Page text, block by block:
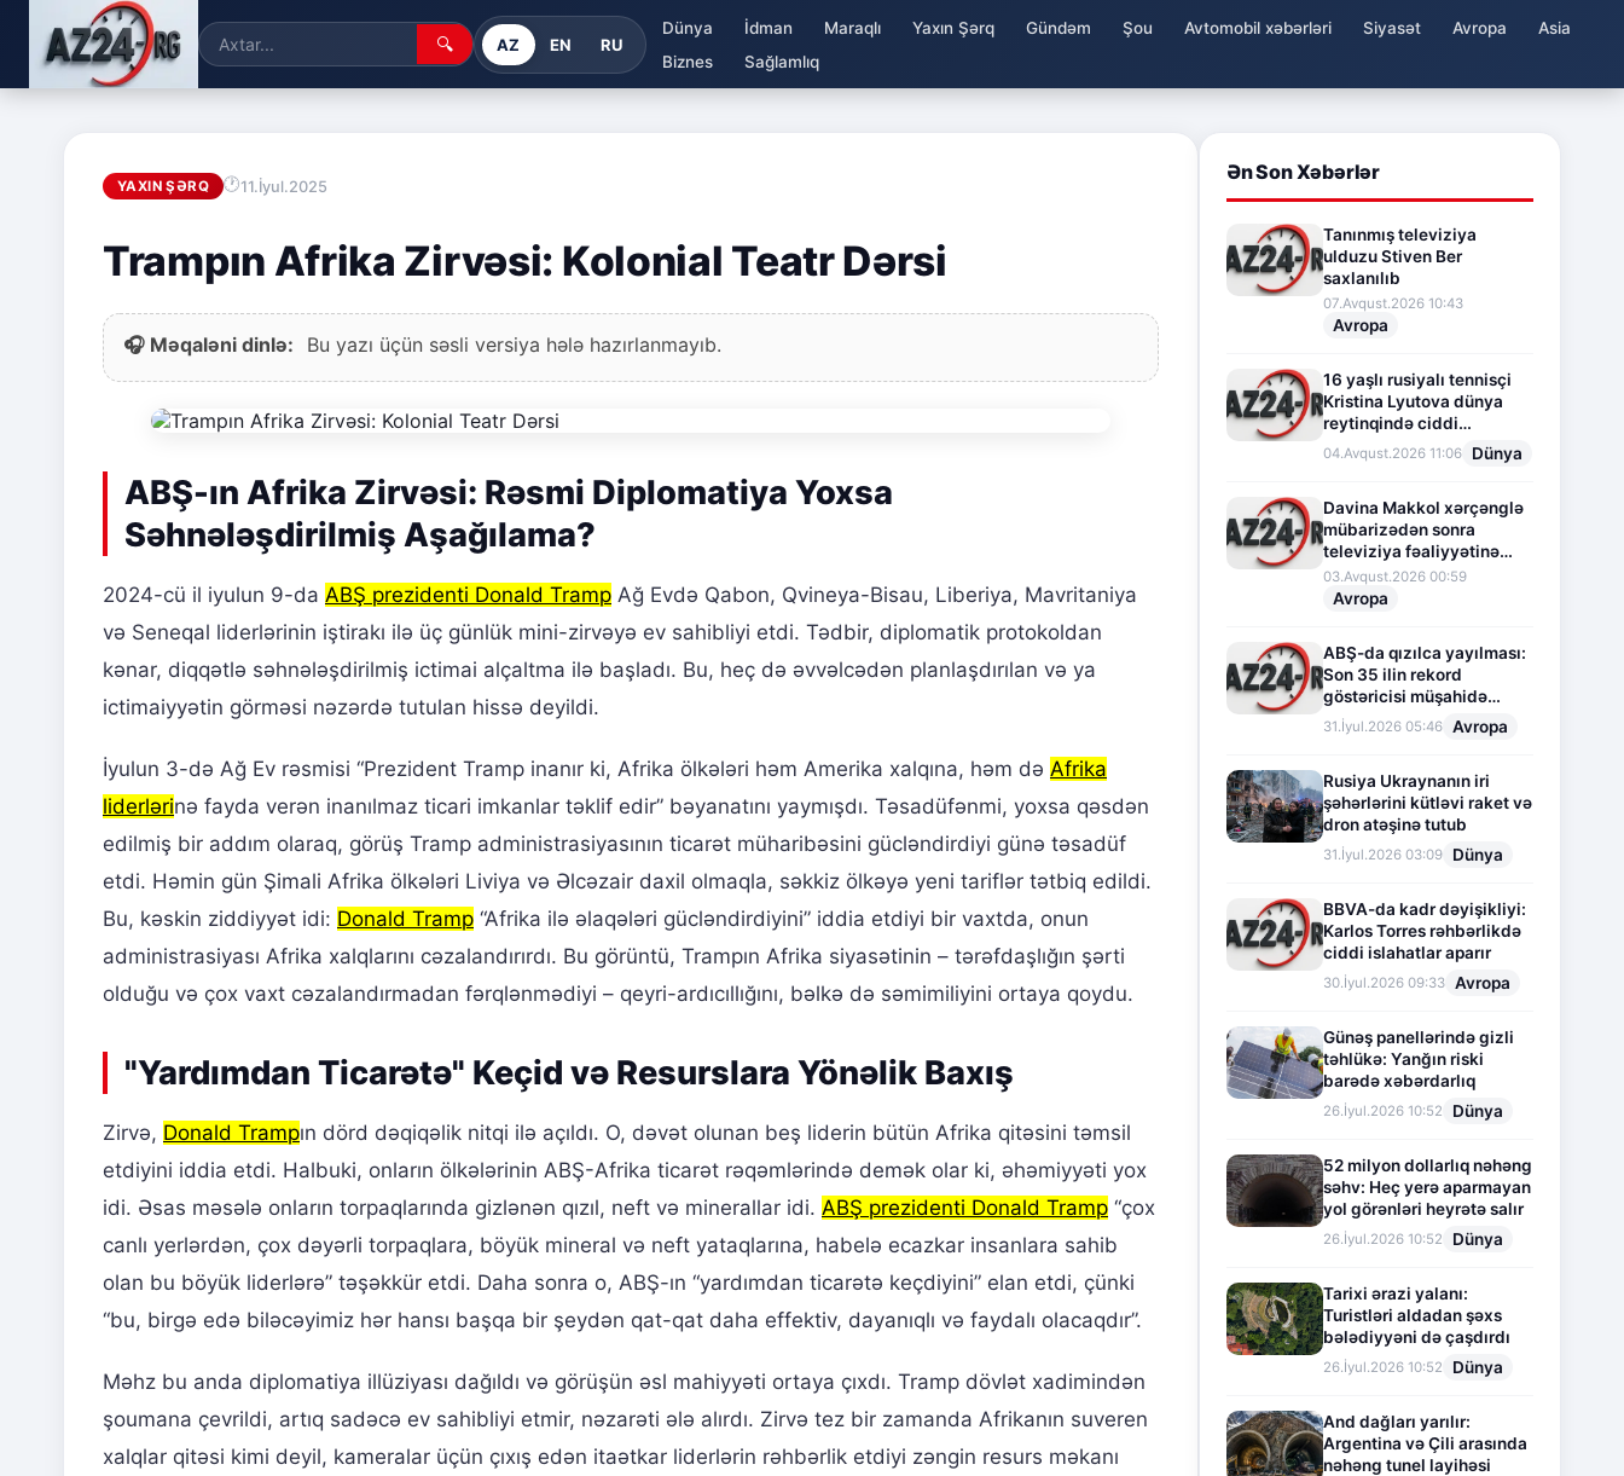
🔍 AZ EN RU
Dünya İdman Maraqlı Yaxın Şərq Gündəm Şou Avtomobil xəbərləri Siyasət Avropa
Asia
Biznes
Sağlamlıq
YAXIN ŞƏRQ 11.İyul.2025
Trampın Afrika Zirvəsi: Kolonial Teatr Dərsi
🎧 Məqaləni dinlə: Bu yazı üçün səsli versiya hələ hazırlanmayıb.
ABŞ-ın Afrika Zirvəsi: Rəsmi Diplomatiya Yoxsa
Səhnələşdirilmiş Aşağılama?
2024-cü il iyulun 9-da ABŞ prezidenti Donald Tramp Ağ Evdə Qabon, Qvineya-Bisau, Liberiya, Mavritaniya
və Seneqal liderlərinin iştirakı ilə üç günlük mini-zirvəyə ev sahibliyi etdi. Tədbir, diplomatik protokoldan
kənar, diqqətlə səhnələşdirilmiş ictimai alçaltma ilə başladı. Bu, heç də əvvəlcədən planlaşdırılan və ya
ictimaiyyətin görməsi nəzərdə tutulan hissə deyildi.
İyulun 3-də Ağ Ev rəsmisi “Prezident Tramp inanır ki, Afrika ölkələri həm Amerika xalqına, həm də Afrika
liderlərinə fayda verən inanılmaz ticari imkanlar təklif edir” bəyanatını yaymışdı. Təsadüfənmi, yoxsa qəsdən
edilmiş bir addım olaraq, görüş Tramp administrasiyasının ticarət müharibəsini gücləndirdiyi günə təsadüf
etdi. Həmin gün Şimali Afrika ölkələri Liviya və Əlcəzair daxil olmaqla, səkkiz ölkəyə yeni tariflər tətbiq edildi.
Bu, kəskin ziddiyyət idi: Donald Tramp “Afrika ilə əlaqələri gücləndirdiyini” iddia etdiyi bir vaxtda, onun
administrasiyası Afrika xalqlarını cəzalandırırdı. Bu görüntü, Trampın Afrika siyasətinin – tərəfdaşlığın şərti
olduğu və çox vaxt cəzalandırmadan fərqlənmədiyi – qeyri-ardıcıllığını, bəlkə də səmimiliyini ortaya qoydu.
"Yardımdan Ticarətə" Keçid və Resurslara Yönəlik Baxış
Zirvə, Donald Trampın dörd dəqiqəlik nitqi ilə açıldı. O, dəvət olunan beş liderin bütün Afrika qitəsini təmsil
etdiyini iddia etdi. Halbuki, onların ölkələrinin ABŞ-Afrika ticarət rəqəmlərində demək olar ki, əhəmiyyəti yox
idi. Əsas məsələ onların torpaqlarında gizlənən qızıl, neft və minerallar idi. ABŞ prezidenti Donald Tramp “çox
canlı yerlərdən, çox dəyərli torpaqlara, böyük mineral və neft yataqlarına, habelə ecazkar insanlara sahib
olan bu böyük liderlərə” təşəkkür etdi. Daha sonra o, ABŞ-ın “yardımdan ticarətə keçdiyini” elan etdi, çünki
“bu, birgə edə biləcəyimiz hər hansı başqa bir şeydən qat-qat daha effektiv, dayanıqlı və faydalı olacaqdır”.
Məhz bu anda diplomatiya illüziyası dağıldı və görüşün əsl mahiyyəti ortaya çıxdı. Tramp dövlət xadimindən
şoumana çevrildi, artıq sadəcə ev sahibliyi etmir, nəzarəti ələ alırdı. Zirvə tez bir zamanda Afrikanın suveren
xalqlar qitəsi kimi deyil, kameralar üçün çıxış edən itaətkar liderlərin rəhbərlik etdiyi zəngin resurs məkanı
Ən Son Xəbərlər
Tanınmış televiziya
ulduzu Stiven Ber
saxlanılıb
07.Avqust.2026 10:43
Avropa
16 yaşlı rusiyalı tennisçi
Kristina Lyutova dünya
reytinqində ciddi
irəliləyişə imza atdı
04.Avqust.2026 11:06 Dünya
Davina Makkol xərçənglə
mübarizədən sonra
televiziya fəaliyyətinə
fasilə verir
03.Avqust.2026 00:59
Avropa
ABŞ-da qızılca yayılması:
Son 35 ilin rekord
göstəricisi müşahidə
olunur
31.İyul.2026 05:46 Avropa
Rusiya Ukraynanın iri
şəhərlərini kütləvi raket və
dron atəşinə tutub
31.İyul.2026 03:09 Dünya
BBVA-da kadr dəyişikliyi:
Karlos Torres rəhbərlikdə
ciddi islahatlar aparır
30.İyul.2026 09:33 Avropa
Günəş panellərində gizli
təhlükə: Yanğın riski
barədə xəbərdarlıq
26.İyul.2026 10:52 Dünya
52 milyon dollarlıq nəhəng
səhv: Heç yerə aparmayan
yol görənləri heyrətə salır
26.İyul.2026 10:52 Dünya
Tarixi ərazi yalanı:
Turistləri aldadan şəxs
bələdiyyəni də çaşdırdı
26.İyul.2026 10:52 Dünya
And dağları yarılır:
Argentina və Çili arasında
nəhəng tunel layihəsi